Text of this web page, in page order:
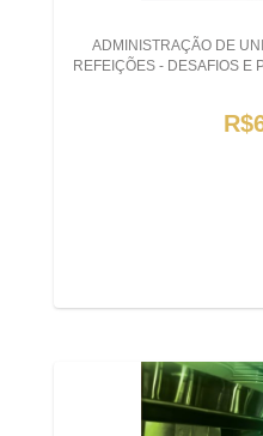
ADMINISTRAÇÃO DE
REFEIÇÕES - DESAFIOS E